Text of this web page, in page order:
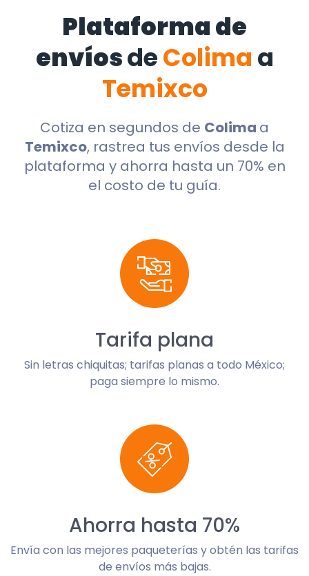
Plataforma de
envíosdeColima a
Temixco
Cotiza en segundos de Colima a
Temixco, rastrea tus envíos desde la
plataforma y ahorra hasta un 70% en
el costo de tu guía.
Tarifa plana
Sin letras chiquitas; tarifas planas a todo México;
paga siempre lo mismo.
Ahorra hasta 70%
Envía con las mejores paqueterías y obtén las tarifas
de envíos más bajas.